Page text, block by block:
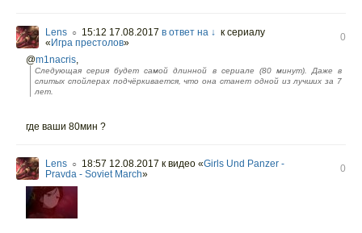
Lens ○ 15:12 17.08.2017 в ответ на ↓ к сериалу
« Игра престолов»
0
@m1nacris,
Следующая серия будет самой длинной в сериале (80 минут). Даже в
слитых спойлерах подчёркивается, что она станет одной из лучших за 7
лет.
где ваши 80мин ?
Lens ○ 18:57 12.08.2017 к видео «Girls Und Panzer -
Pravda - Soviet March» 0